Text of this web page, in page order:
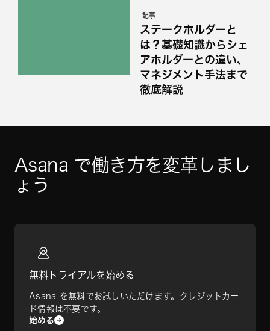
記事
ステークホルダーと
は？基礎知識からシェ
アホルダーとの違い、
マネジメント手法まで
徹底解説
Asana で働き方を変革しまし
ょう
無料トライアルを始める
Asana を無料でお試しいただけます。クレジットカー
ド情報は不要です。
始める